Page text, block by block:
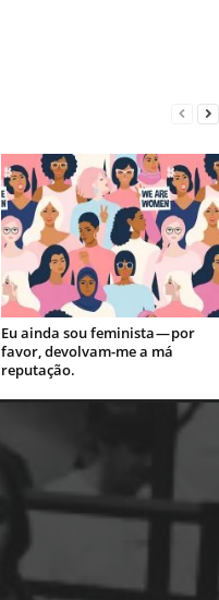
Eu ainda sou feminista — por
favor, devolvam-me a má
reputação.